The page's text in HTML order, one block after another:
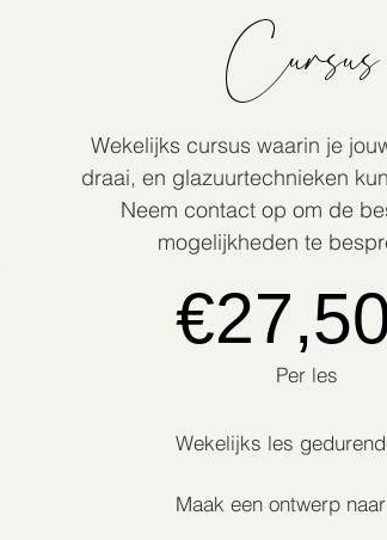
Cursus
Wekelijks cursus waarin je
draai, en glazuurtechnieken
Neem contact op om de
mogelijkheden te
Per les
Wekelijks les
Maak een ontwerp